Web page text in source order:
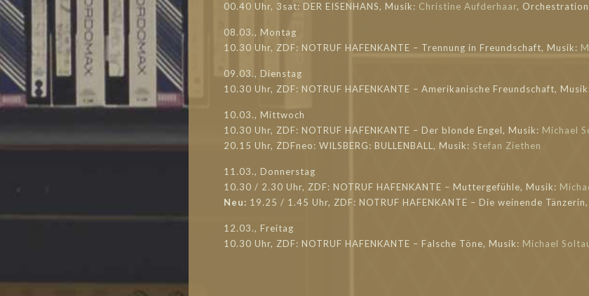
00.40 Uhr, 3sat: DER EISENHANS, Musik: Christine Aufderhaar,
08.03., Montag
10.30 Uhr, ZDF: NOTRUF HAFENKANTE – Trennung in Freundschaft, Musik:
09.03., Dienstag
10.30 Uhr, ZDF: NOTRUF HAFENKANTE – Amerikanische Freundschaft,
10.03., Mittwoch
10.30 Uhr, ZDF: NOTRUF HAFENKANTE – Der blonde Engel, Musik: Michael
20.15 Uhr, ZDFneo: WILSBERG: BULLENBALL, Musik: Stefan Ziethen
11.03., Donnerstag
10.30 / 2.30 Uhr, ZDF: NOTRUF HAFENKANTE – Muttergefühle, Musik:
Neu: 19.25 / 1.45 Uhr, ZDF: NOTRUF HAFENKANTE – Die weinende
12.03., Freitag
10.30 Uhr, ZDF: NOTRUF HAFENKANTE – Falsche Töne, Musik: Michael